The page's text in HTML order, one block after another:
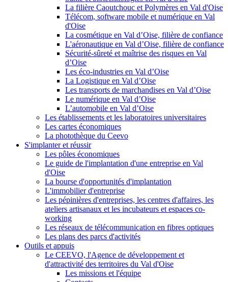
La filière Caoutchouc et Polymères en Val d'Oise
Télécom, software mobile et numérique en Val
d'Oise
La cosmétique en Val d’Oise, filière de confiance
L'aéronautique en Val d’Oise, filière de confiance
Sécurité-sûreté et maîtrise des risques en Val
d’Oise
Les éco-industries en Val d’Oise
La Logistique en Val d’Oise
Les transports de marchandises en Val d’Oise
Le numérique en Val d’Oise
L’automobile en Val d’Oise
Les établissements et les laboratoires universitaires
Les cartes économiques
La photothèque du Ceevo
S'implanter et réussir
Les pôles économiques
Le guide de l'implantation d'une entreprise en Val
d'Oise
La bourse d'opportunités d'implantation
L'immobilier d'entreprise
Les pépinières d'entreprises, les centres d'affaires, les
ateliers artisanaux et les incubateurs et espaces co-
working
Les réseaux de télécommunication en fibres optiques
Les plans des parcs d'activités
Outils et appuis
Le CEEVO, l'Agence de développement et
d'attractivité des territoires du Val d'Oise
Les missions et l'équipe